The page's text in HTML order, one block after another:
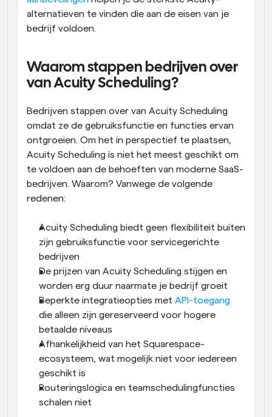
alternatieven te vinden die aan de eisen van je
bedrijf voldoen.
Waarom stappen bedrijven over
van Acuity Scheduling?
Bedrijven stappen over van Acuity Scheduling
omdat ze de gebruiksfunctie en functies ervan
ontgroeien. Om het in perspectief te plaatsen,
Acuity Scheduling is niet het meest geschikt om
te voldoen aan de behoeften van moderne SaaS-
bedrijven. Waarom? Vanwege de volgende
redenen:
Acuity Scheduling biedt geen flexibiliteit buiten
zijn gebruiksfunctie voor servicegerichte
bedrijven
De prijzen van Acuity Scheduling stijgen en
worden erg duur naarmate je bedrijf groeit
Beperkte integratieopties met API-toegang
die alleen zijn gereserveerd voor hogere
betaalde niveaus
Afhankelijkheid van het Squarespace-
ecosysteem, wat mogelijk niet voor iedereen
geschikt is
Routeringslogica en teamschedulingfuncties
schalen niet